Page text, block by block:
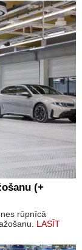
(+
rūpnīcā
LASĪT